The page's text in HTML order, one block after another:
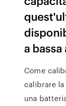
a
Come
calibrare
una